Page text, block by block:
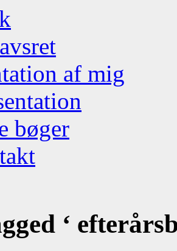
af mig
bøger
‘